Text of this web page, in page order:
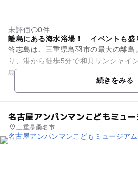
未評価
0件
離島にある海水浴場！ イベントも盛
答志島は、三重県鳥羽市の最大の離
り、港から徒歩5分で和具サンシャイン
島なのでプライベートビーチ感は抜
続きをみる
名古屋アンパンマンこどもミュー
三重県桑名市